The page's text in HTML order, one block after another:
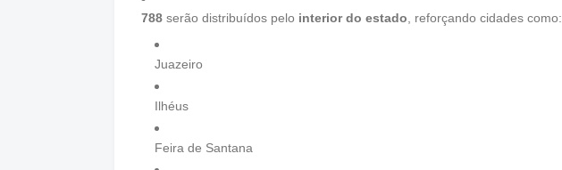
788serão distribuídos pelo interior do estado , reforçando cidades como:
Juazeiro
Ilhéus
Feira de Santana